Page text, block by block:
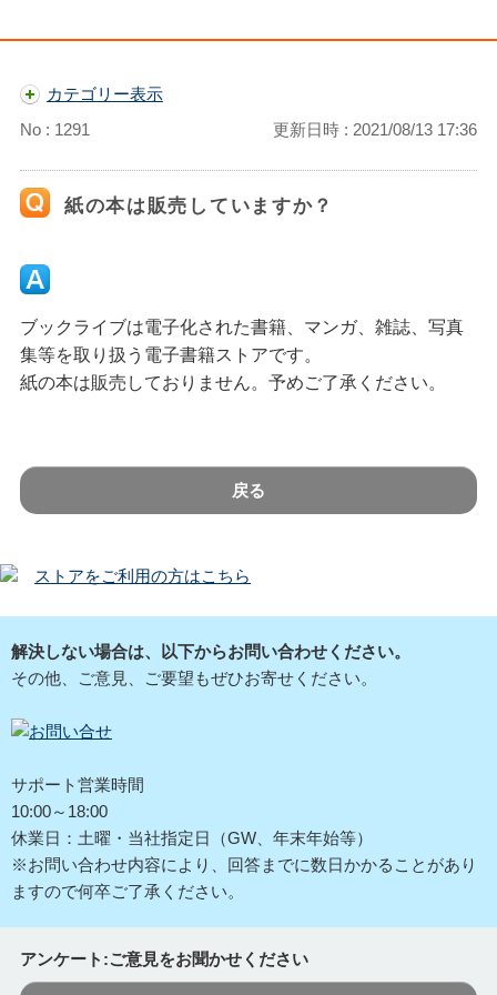
カテゴリー表示
No : 1291
更新日時 : 2021/08/13 17:36
紙の本は販売していますか？
ブックライブは電子化された書籍、マンガ、雑誌、写真
集等を取り扱う電子書籍ストアです。
紙の本は販売しておりません。予めご了承ください。
戻る
ストアをご利用の方はこちら
解決しない場合は、以下からお問い合わせください。
その他、ご意見、ご要望もぜひお寄せください。
サポート営業時間
10:00～18:00
休業日：土曜・当社指定日（GW、年末年始等）
※お問い合わせ内容により、回答までに数日かかることがあり
ますので何卒ご了承ください。
アンケート:ご意見をお聞かせください